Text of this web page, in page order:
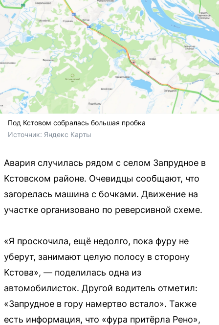
Под Кстовом собралась большая пробка
Источник: Яндекс Карты
Авария случилась рядом с селом Запрудное в
Кстовском районе. Очевидцы сообщают, что
загорелась машина с бочками. Движение на
участке организовано по реверсивной схеме.
«Я проскочила, ещё недолго, пока фуру не
уберут, занимают целую полосу в сторону
Кстова», — поделилась одна из
автомобилисток. Другой водитель отметил:
«Запрудное в гору намертво встало». Также
есть информация, что «фура притёрла Рено»,